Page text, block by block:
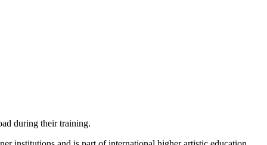
during their training.